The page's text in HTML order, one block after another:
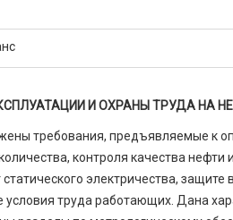
И ОХРАНЫ ТРУДА НА
требования, предъявляемые к
контроля качества
электричества,
труда работающих. Дана